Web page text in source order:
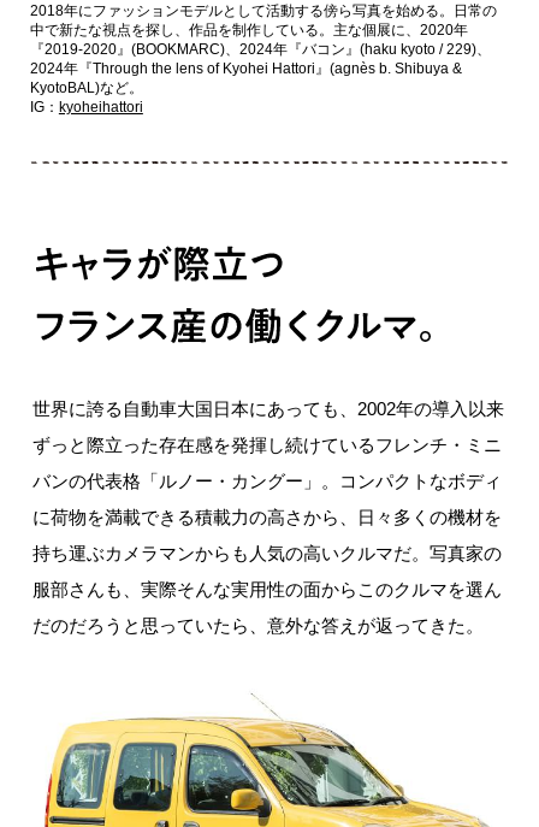
2018年にファッションモデルとして活動する傍ら写真を始める。日常の
中で新たな視点を探し、作品を制作している。主な個展に、2020年
『2019-2020』(BOOKMARC)、2024年『バコン』(haku kyoto / 229)、
2024年『Through the lens of Kyohei Hattori』(agnès b. Shibuya &
KyotoBAL)など。
IG： kyoheihattori
世界に誇る自動車大国日本にあっても、2002年の導入以来
ずっと際立った存在感を発揮し続けているフレンチ・ミニ
バンの代表格「ルノー・カングー」。コンパクトなボディ
に荷物を満載できる積載力の高さから、日々多くの機材を
持ち運ぶカメラマンからも人気の高いクルマだ。写真家の
服部さんも、実際そんな実用性の面からこのクルマを選ん
だのだろうと思っていたら、意外な答えが返ってきた。